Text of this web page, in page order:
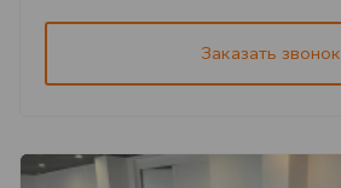
Заказать звонок